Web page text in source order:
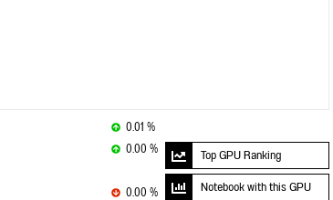
0.01 %
0.00 %
0.00 %
Top GPU Ranking
Notebook with this GPU